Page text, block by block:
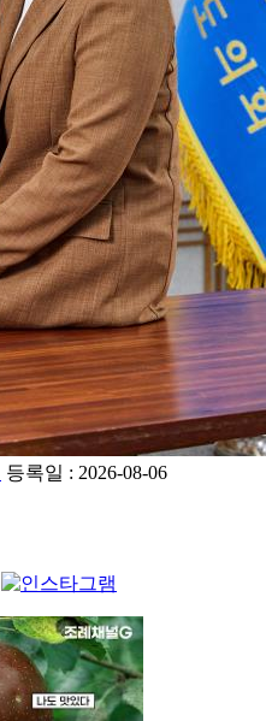
등록일 : 2026-08-06